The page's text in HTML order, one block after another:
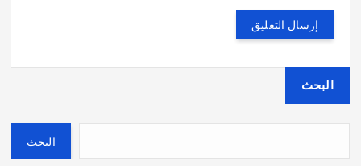
البحث
البحث